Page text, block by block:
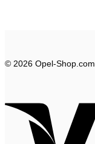
© 2026 Opel-Shop.com